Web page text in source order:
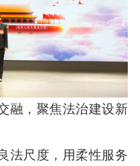
融，聚焦法治建设新
法尺度，用柔性服务